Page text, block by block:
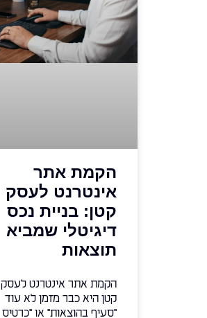
הקמת אתר
אינטרנט לעסק
קטן: בניית נכס
דיגיטלי שמביא
תוצאות
הקמת אתר אינטרנט לעסק
קטן היא כבר מזמן לא עוד
"סעיף בהוצאות" או "כרטיס